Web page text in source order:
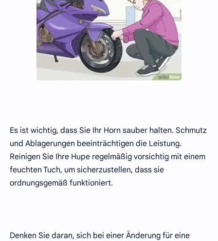
Es ist wichtig, dass Sie Ihr Horn sauber halten. Schmutz
und Ablagerungen beeinträchtigen die Leistung.
Reinigen Sie Ihre Hupe regelmäßig vorsichtig mit einem
feuchten Tuch, um sicherzustellen, dass sie
ordnungsgemäß funktioniert.
Denken Sie daran, sich bei einer Änderung für eine